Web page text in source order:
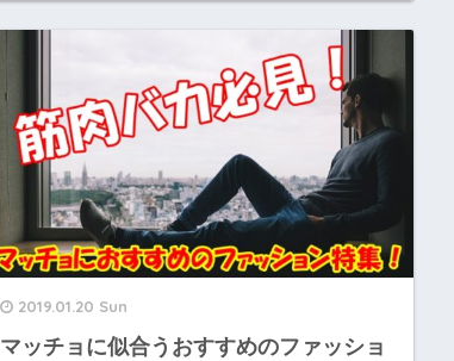
2019.01.20 Sun
マッチョに似合うおすすめのファッショ